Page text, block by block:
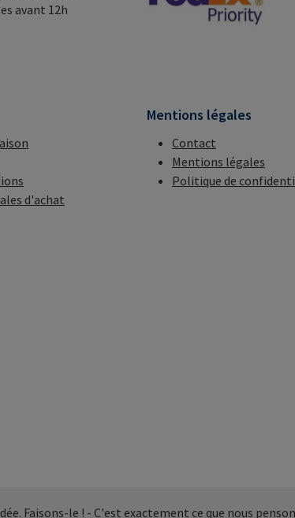
avant 12h
d'achat
Mentions légales
Contact
Mentions légales
Politique de
Faisons-le ! - C'est exactement ce que nous